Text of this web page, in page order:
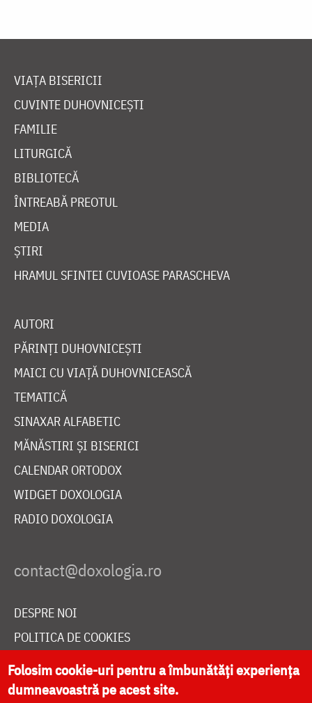
VIAȚA BISERICII
CUVINTE DUHOVNICEȘTI
FAMILIE
LITURGICĂ
BIBLIOTECĂ
ÎNTREABĂ PREOTUL
MEDIA
ȘTIRI
HRAMUL SFINTEI CUVIOASE PARASCHEVA
AUTORI
PĂRINȚI DUHOVNICEȘTI
MAICI CU VIAȚĂ DUHOVNICEASCĂ
TEMATICĂ
SINAXAR ALFABETIC
MĂNĂSTIRI ȘI BISERICI
CALENDAR ORTODOX
WIDGET DOXOLOGIA
RADIO DOXOLOGIA
DESPRE NOI
POLITICA DE COOKIES
DONEAZĂ ONLINE PENTRU CATEDRALA NAȚIONALĂ
Folosim cookie-uri pentru a îmbunătăți experiența
dumneavoastră pe acest site.